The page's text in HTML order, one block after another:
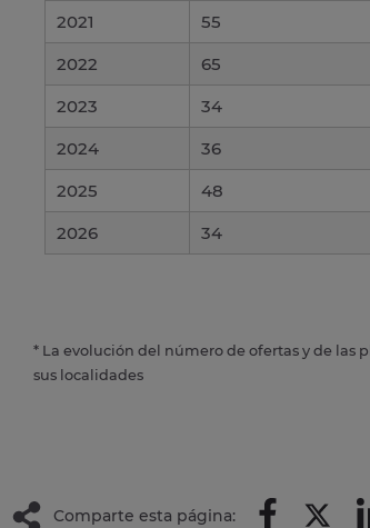
2021
55
2022
65
2023
34
2024
36
2025
48
2026
34
* La evolución del número de ofertas y de las
sus localidades
Comparte esta página: